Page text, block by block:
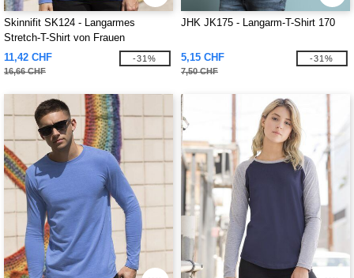
Skinnifit SK124 - Langarmes
Stretch-T-Shirt von Frauen
11,42 CHF
16,66 CHF
-31%
JHK JK175 - Langarm-T-Shirt 170
5,15 CHF
7,50 CHF
-31%